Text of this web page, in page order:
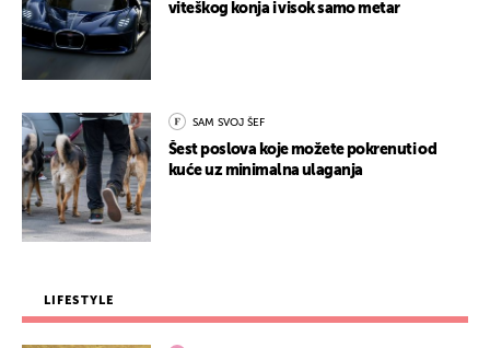
viteškog konja i visok samo metar
SAM SVOJ ŠEF
Šest poslova koje možete pokrenuti od
kuće uz minimalna ulaganja
LIFESTYLE